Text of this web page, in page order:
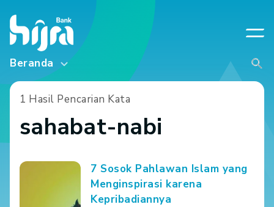
Beranda
1 Hasil Pencarian Kata
sahabat-nabi
7 Sosok Pahlawan Islam yang
Menginspirasi karena
Kepribadiannya